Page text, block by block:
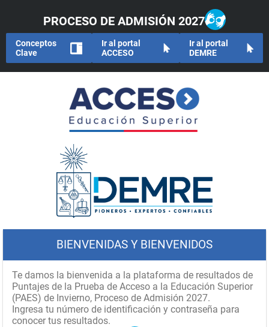
PROCESO DE ADMISIÓN 2027
Conceptos
Clave
Ir al portal
ACCESO
Ir al portal
DEMRE
BIENVENIDAS Y BIENVENIDOS
Te damos la bienvenida a la plataforma de resultados de
Puntajes de la Prueba de Acceso a la Educación Superior
(PAES) de Invierno, Proceso de Admisión 2027.
Ingresa tu número de identificación y contraseña para
conocer tus resultados.